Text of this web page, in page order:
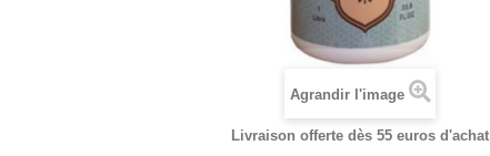
Agrandir l'image
Livraison offerte dès 55 euros d'achat